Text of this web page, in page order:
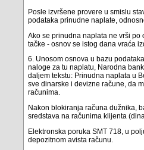
Posle izvršene provere u smislu
podataka prinudne naplate,
Ako se prinudna naplata ne vrši po
tačke - osnov se istog dana vraća
6. Unosom osnova u bazu
naloge za tu naplatu, Narodna
daljem tekstu: Prinudna naplata u
sve dinarske i devizne račune, da
računima.
Nakon blokiranja računa dužnika,
sredstava na računima klijenta
Elektronska poruka SMT 718, u
depozitnom avista računu.